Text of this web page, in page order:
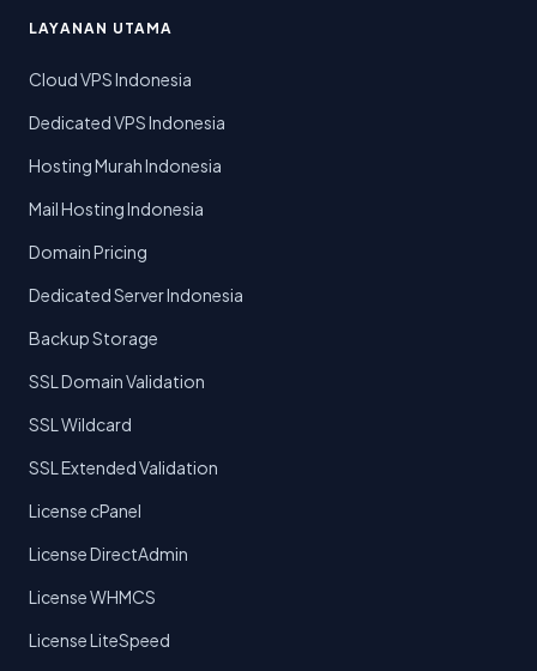
LAYANAN UTAMA
Cloud VPS Indonesia
Dedicated VPS Indonesia
Hosting Murah Indonesia
Mail Hosting Indonesia
Domain Pricing
Dedicated Server Indonesia
Backup Storage
SSL Domain Validation
SSL Wildcard
SSL Extended Validation
License cPanel
License DirectAdmin
License WHMCS
License LiteSpeed